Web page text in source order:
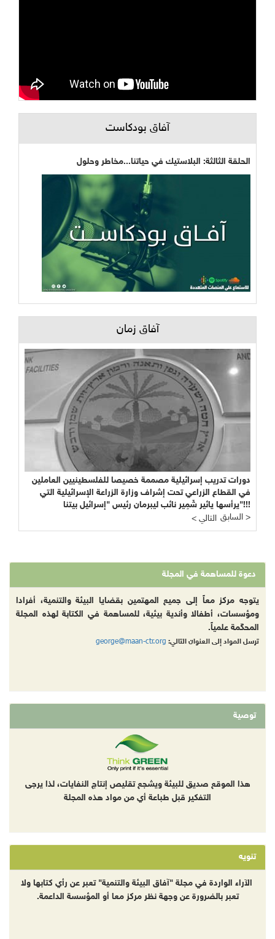
آفاق بودكاست
الحلقة الثالثة: البلاستيك في حياتنا...مخاطر وحلول
آفاق زمان
دورات تدريب إسرائيلية مصممة خصيصا للفلسطينيين العاملين
في القطاع الزراعي تحت إشراف وزارة الزراعة الإسرائيلية التي
يرأسها يائير شَمِير نائب ليبرمان رئيس "إسرائيل بيتنا"!!!
< التالي
السابق >
دعوة للمساهمة في المجلة
يتوجه مركز معاً إلى جميع المهتمين بقضايا البيئة والتنمية، أفرادا
ومؤسسات، أطفالا وأندية بيئية، للمساهمة في الكتابة لهذه المجلة
المحكّمة علمياً.
ترسل المواد إلى العنوان التالي: george@maan-ctr.org
توصية
هذا الموقع صديق للبيئة ويشجع تقليص إنتاج النفايات، لذا يرجى
التفكير قبل طباعة أي من مواد هذه المجلة
تنويه
الآراء الواردة في مجلة "آفاق البيئة والتنمية" تعبر عن رأي كتابها ولا
تعبر بالضرورة عن وجهة نظر مركز معا أو المؤسسة الداعمة.